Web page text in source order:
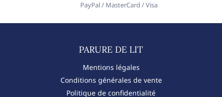
PayPal / MasterCard / Visa
PARURE DE LIT​
Mentions légales
Conditions générales de vente
Politique de confidentialité